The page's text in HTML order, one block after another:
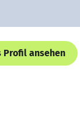
Profil ansehen